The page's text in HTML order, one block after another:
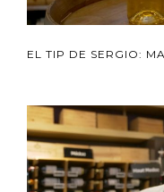
EL TIP DE SERGIO: